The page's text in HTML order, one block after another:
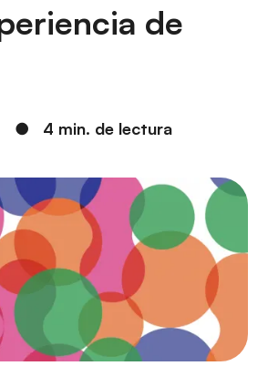
de
● 4 min. de lectura